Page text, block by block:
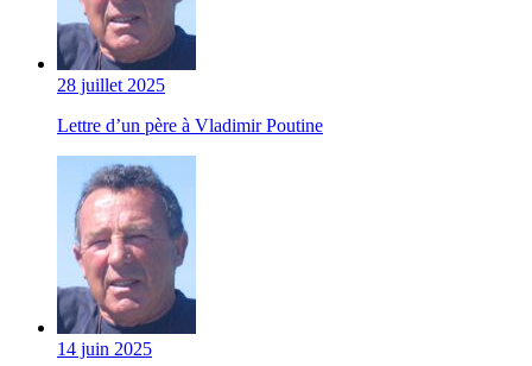
28 juillet 2025
Lettre d’un père à Vladimir Poutine
14 juin 2025